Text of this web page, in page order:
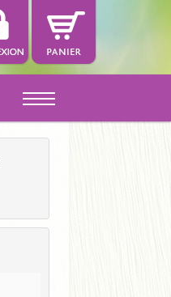
Off-Canvas Toggle